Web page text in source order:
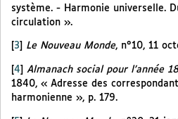
système. - Harmonie universelle.
circulation ».
3 Le Nouveau Monde, n°10, 11
4 Almanach social pour l’année
1840, « Adresse des
harmonienne », p. 179.